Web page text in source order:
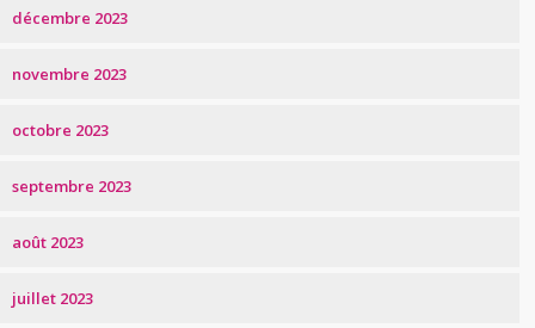
décembre 2023
novembre 2023
octobre 2023
septembre 2023
août 2023
juillet 2023